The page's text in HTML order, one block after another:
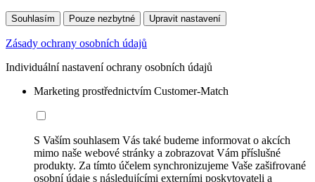
Souhlasím Pouze nezbytné Upravit nastavení
Zásady ochrany osobních údajů
Individuální nastavení ochrany osobních údajů
Marketing prostřednictvím Customer-Match
S Vaším souhlasem Vás také budeme informovat o akcích
mimo naše webové stránky a zobrazovat Vám příslušné
produkty. Za tímto účelem synchronizujeme Vaše zašifrované
osobní údaje s následujícími externími poskytovateli a